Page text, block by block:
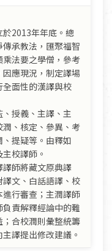
於2013年年底。總
承教法，匯聚福智
法要之學僧，參考
應現況，制定譯場
面性的漢譯與校
授義、主譯、主
、核定、參異、考
提疑等。由釋如
校譯師。
師將藏文原典譯
文、白話語譯、校
行審查；主潤譯師
責解釋經論中的難
合校潤則彙整統籌
譯提出修改建議。